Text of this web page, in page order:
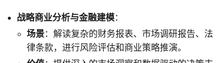
战略商业分析与金融建模：
场景：解读复杂的财务报表、市场调研报告、法
律条款，进行风险评估和商业策略推演。